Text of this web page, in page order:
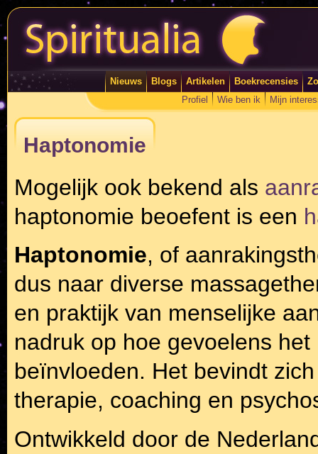
Nieuws Blogs Artikelen Boekrecensies
Profiel
Wie ben ik Mijn
Haptonomie
Mogelijk ook bekend als
haptonomie beoefent is een
Haptonomie, of
dus naar diverse
en praktijk van menselijke
nadruk op hoe gevoelens
beïnvloeden. Het bevindt
therapie, coaching en
Ontwikkeld door de